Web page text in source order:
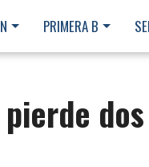
PRIMERA B